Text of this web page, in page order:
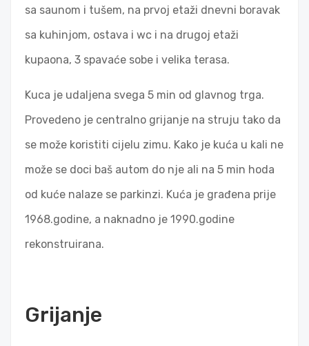
sa saunom i tušem, na prvoj etaži dnevni boravak
sa kuhinjom, ostava i wc i na drugoj etaži
kupaona, 3 spavaće sobe i velika terasa.
Kuca je udaljena svega 5 min od glavnog trga.
Provedeno je centralno grijanje na struju tako da
se može koristiti cijelu zimu. Kako je kuća u kali ne
može se doci baš autom do nje ali na 5 min hoda
od kuće nalaze se parkinzi. Kuća je građena prije
1968.godine, a naknadno je 1990.godine
rekonstruirana.
Grijanje